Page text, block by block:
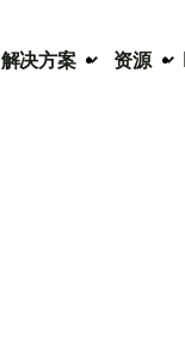
解决方案 资源